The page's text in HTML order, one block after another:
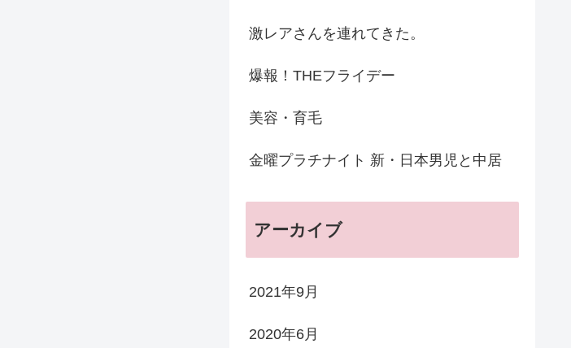
激レアさんを連れてきた。
爆報！THEフライデー
美容・育毛
金曜プラチナイト 新・日本男児と中居
アーカイブ
2021年9月
2020年6月